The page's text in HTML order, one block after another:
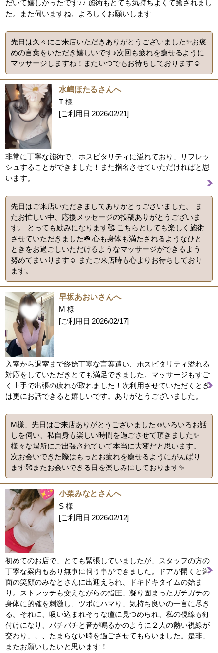
だいて嬉しかったです♪♪ 施術もとても気持ちよくて癒されまし
た。また伺いますね。よろしくお願いします
先日は久々にご来店いただきありがとうございました✨お褒
めの言葉をいただき嬉しいです♪次回も疲れを癒せるように
マッサージしますね！またいつでもお待ちしております☺️
水嶋ほたるさんへ
T 様
[ご利用日 2026/02/21]
非常に丁寧な施術で、ホスピタリティに溢れており、リフレッ
シュすることができました！また指名させていただければと思
います。
先日はご来店いただきましてありがとうございました。 ま
たお忙しい中、応援メッセージの投稿ありがとうございま
す。 とっても励みになります🥰 こちらとしても楽しく施術
させていただきました☘️ 心も身体も満たされるようなひと
ときをお過ごしいただけるようなマッサージができるよう
努めてまいります☺️ またご来店時も心よりお待ちしており
ます。
早坂あおいさんへ
M 様
[ご利用日 2026/02/17]
入室から退室まで終始丁寧な言葉遣い、ホスピタリティ溢れる
対応をしていただきとても満足できました。マッサージもすご
く上手で出張の疲れが取れました！次利用させていただくとき
は更にお話できると嬉しいです。ありがとうございました。
M様、先日はご来店ありがとうございました☺️いろいろお話
しを伺い、私自身も楽しい時間を過ごさせて頂きました✨
様々な場所にご出張されていて本当に大変だと思います。
次お会いできた際はもっとお疲れを癒せるようにがんばり
ます🥰またお会いできる日を楽しみにしております✨
小栗みなとさんへ
S 様
[ご利用日 2026/02/12]
初めてのお店で、とても緊張していましたが、スタッフの方の
丁寧な案内もあり無事に伺う事ができました。ドアが開くと満
面の笑顔のみなとさんに出迎えられ、ドキドキタイムの始ま
り。ストレッチも交えながらの指圧、凝り固まったガチガチの
身体に的確を刺激し、ツボにハマり、気持ち良いの一言に尽き
る。それに、吸い込まれそうな瞳に見つめられ、私の視線も釘
付けになり、バチバチと音が鳴るかのように２人の熱い視線が
交わり、、、たまらない時を過ごさせてもらいました。是非、
またお願いしたいと思います！